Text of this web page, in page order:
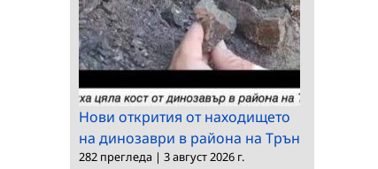
Нови открития от находището
на динозаври в района на Трън
282 прегледа | 3 август 2026 г.